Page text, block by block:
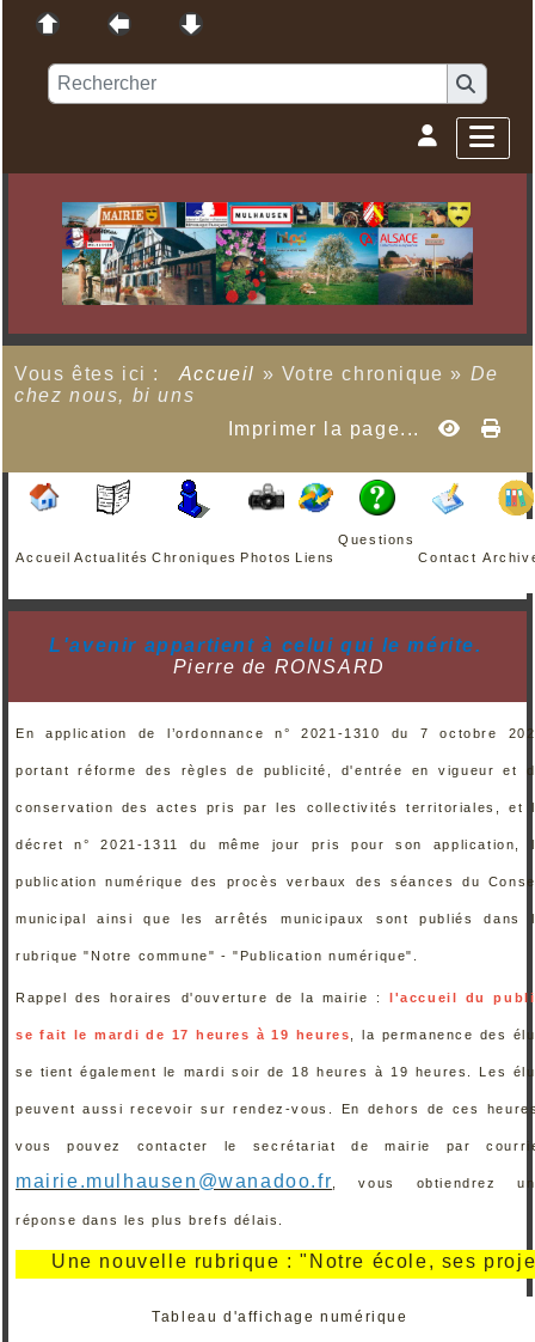
Vous êtes ici : Accueil » Votre chronique » De
chez nous, bi uns
Imprimer la page...
Accueil Actualités Chroniques Photos Liens
Questions
Contact
L'avenir appartient à celui qui lemérite.
Pierre de RONSARD
En application de l’ordonnance n° 2021-1310 du 7 octobre
portant réforme des règles de publicité, d'entrée en vigueur et
conservation des actes pris par les collectivités territoriales, et
décret n° 2021-1311 du même jour pris pour son application,
publication numérique des procès verbaux des séances du
municipal ainsi que les arrêtés municipaux sont publiés dans
rubrique "Notre commune" - "Publication numérique".
Rappel des horaires d'ouverture de la mairie : l'accueil du
se fait le mardi de 17 heures à 19 heures , la permanence des
se tient également le mardi soir de 18 heures à 19 heures. Les
peuvent aussi recevoir sur rendez-vous. En dehors de ces
vous pouvez contacter le secrétariat de mairie par
mairie.mulhausen@wanadoo.fr , vous obtiendrez
réponse dans les plus brefs délais.
Une nouvelle rubrique : "Notre école, ses projets,
Tableau d'affichage numérique